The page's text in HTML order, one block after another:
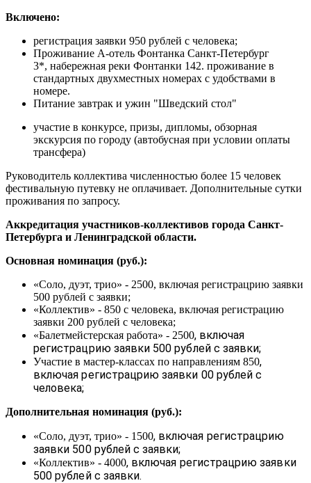
Включено:
регистрация заявки 950 рублей с человека;
Проживание А-отель Фонтанка Санкт-Петербург
3*, набережная реки Фонтанки 142. проживание в
стандартных двухместных номерах с удобствами в
номере.
Питание завтрак и ужин "Шведский стол"
участие в конкурсе, призы, дипломы, обзорная
экскурсия по городу (автобусная при условии оплаты
трансфера)
Руководитель коллектива численностью более 15 человек
фестивальную путевку не оплачивает. Дополнительные сутки
проживания по запросу.
Аккредитация участников-коллективов города Санкт-
Петербурга и Ленинградской области.
Основная номинация (руб.):
«Соло, дуэт, трио» - 2500, включая регистрацрию заявки
500 рублей с заявки;
«Коллектив» - 850 с человека, включая регистрацию
заявки 200 рублей с человека;
«Балетмейстерская работа» - 2500, включая
регистрацрию заявки 500 рублей с заявки;
Участие в мастер-классах по направлениям 850,
включая регистрацрию заявки 00 рублей с
человека;
Дополнительная номинация (руб.):
«Соло, дуэт, трио» - 1500, включая регистрацрию
заявки 500 рублей с заявки;
«Коллектив» - 4000, включая регистрацрию заявки
500 рублей с заявки.